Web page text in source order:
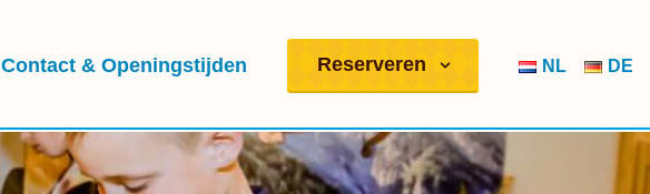
Contact & Openingstijden Reserveren NL DE